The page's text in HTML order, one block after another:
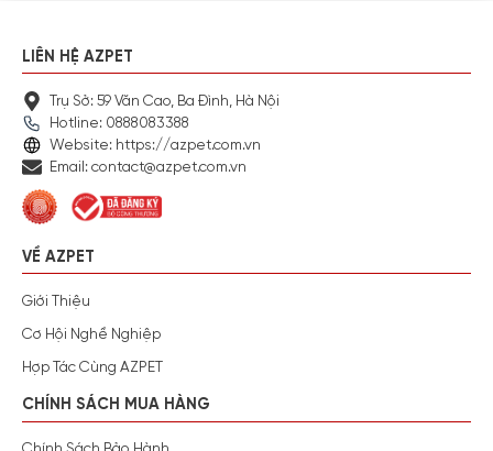
LIÊN HỆ AZPET
Trụ Sở: 59 Văn Cao, Ba Đình, Hà Nội
Hotline: 0888083388
Website: https://azpet.com.vn
Email: contact@azpet.com.vn
VỀ AZPET
Giới Thiệu
Cơ Hội Nghề Nghiệp
Hợp Tác Cùng AZPET
CHÍNH SÁCH MUA HÀNG